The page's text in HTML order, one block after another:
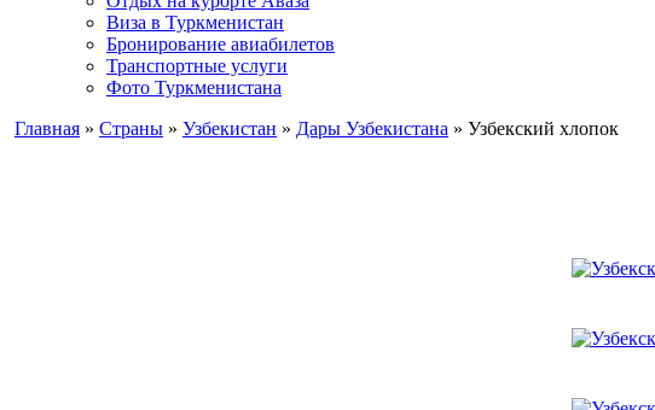
Виза в Туркменистан
Бронирование авиабилетов
Транспортные услуги
Фото Туркменистана
Главная » Страны » Узбекистан » Дары Узбекистана » Узбекский хлопок